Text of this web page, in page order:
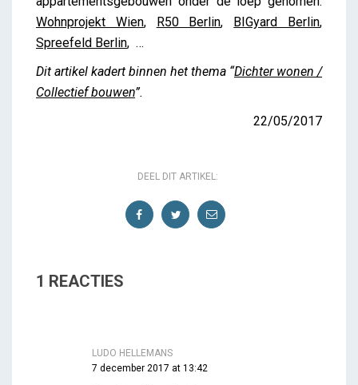
Wohnprojekt Wien, R50 Berlin, BIGyard Berlin,
Spreefeld Berlin, …
Dit artikel kadert binnen het thema “Dichter wonen /
Collectief bouwen”.
22/05/2017
DEEL DIT ARTIKEL:
1 REACTIES
LUDO HELLEMANS
7 december 2017 at 13:42